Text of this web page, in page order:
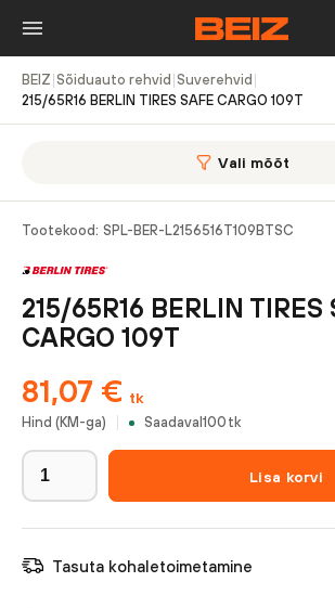
BEIZ Sõiduauto rehvid Suverehvid
215/65R16 BERLIN TIRES SAFE CARGO 109T
Vali mõõt
Tootekood: SPL-BER-L2156516T109BTSC
215/65R16 BERLIN TIRES
CARGO 109T
81,07 € tk
Hind (KM-ga) Saadaval 100 tk
Lisa korvi
Tasuta kohaletoimetamine